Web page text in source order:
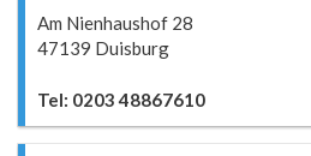
Am Nienhaushof 28
47139 Duisburg
Tel: 0203 48867610